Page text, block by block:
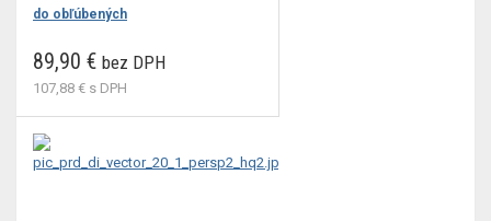
do obľúbených
89,90 € bez DPH
107,88 € s DPH